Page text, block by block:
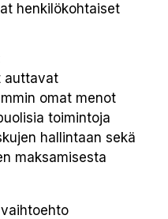
henkilökohtaiset
auttavat
omat menot
toimintoja
hallintaan sekä
maksamisesta